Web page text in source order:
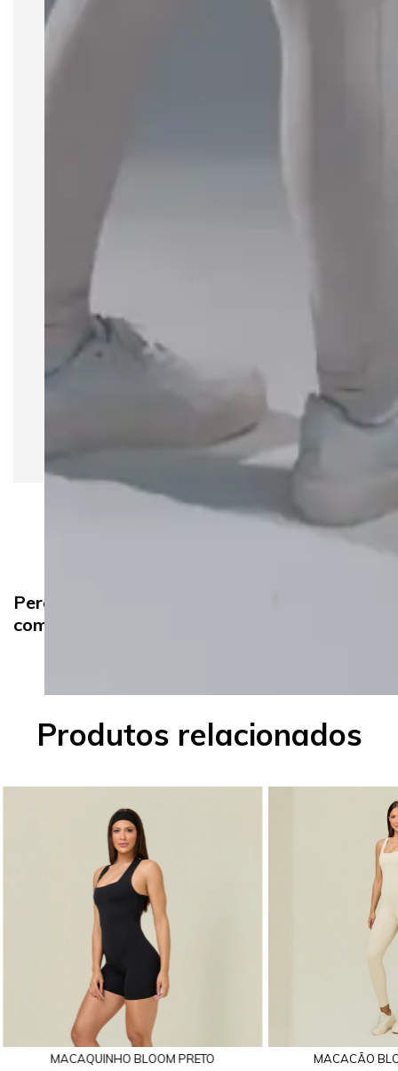
Especificações:
recomendado o uso de roupa íntima nude para
evitar transparências.
Lavagem: Este produto deve ser lavado apenas à
mão e com sabão neutro. Prefira a secagem à
sombra. Dispensa o uso de amaciante e ferro de
passar. Não é recomendado deixar os produtos
Pergunte e veja opiniões de quem já
comprou
Produtos relacionados
MACAQUINHO BLOOM PRETO MACACÃO